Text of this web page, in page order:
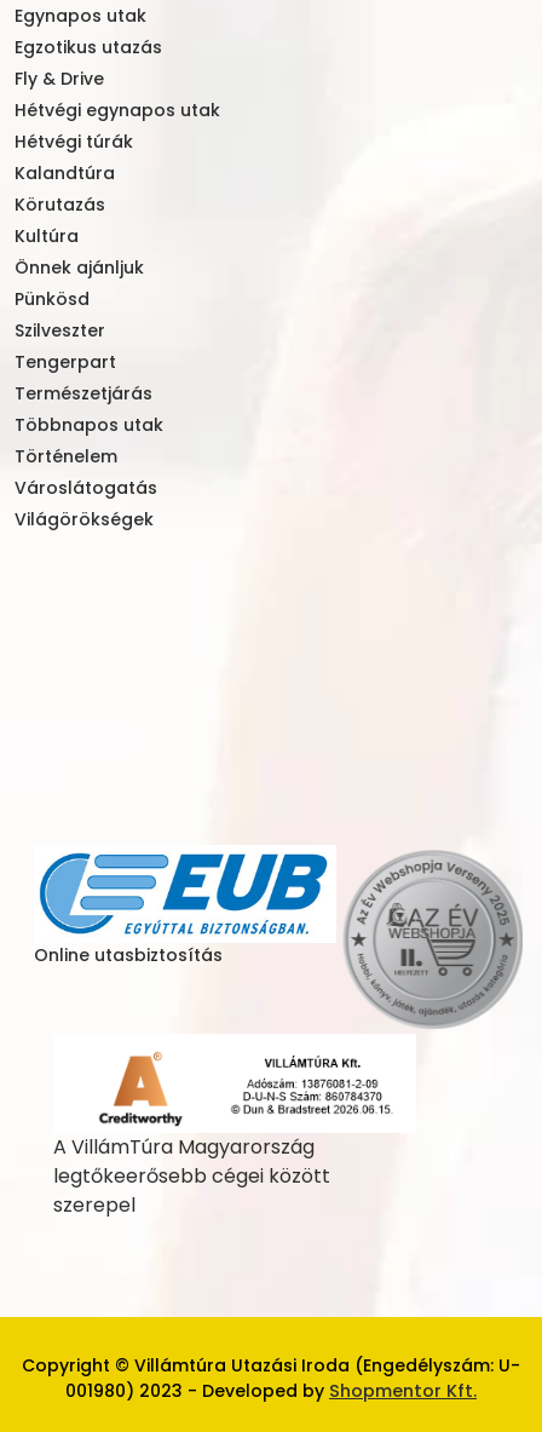
Egynapos utak
Egzotikus utazás
Fly & Drive
Hétvégi egynapos utak
Hétvégi túrák
Kalandtúra
Körutazás
Kultúra
Önnek ajánljuk
Pünkösd
Szilveszter
Tengerpart
Természetjárás
Többnapos utak
Történelem
Városlátogatás
Világörökségek
Online utasbiztosítás
A VillámTúra Magyarország
legtőkeerősebb cégei között
szerepel
Copyright © Villámtúra Utazási Iroda (Engedélyszám: U-
001980) 2023 - Developed by Shopmentor Kft.